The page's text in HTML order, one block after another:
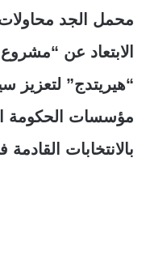
محمل الجد
“هيريتدج” لتعزيز
مؤسسات الحكومة
بالانتخابات